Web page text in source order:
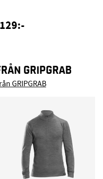
129:-
GRIPGRAB
GRIPGRAB